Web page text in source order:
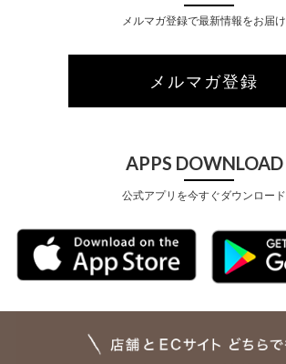
メルマガ登録で最新情報をお届け
メルマガ登録
APPS DOWNLOAD
公式アプリを今すぐダウンロード